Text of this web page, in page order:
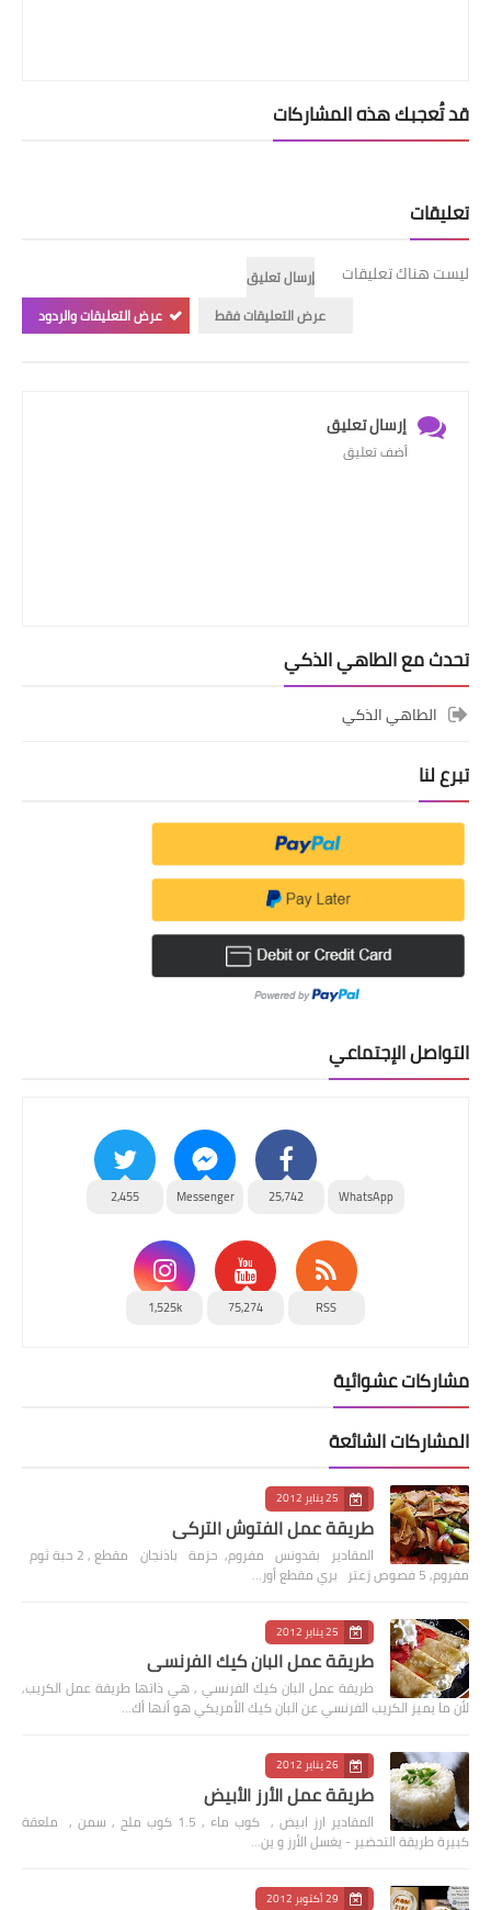
قد تُعجبك هذه المشاركات
تعليقات
ليست هناك تعليقات
إرسال تعليق
عرض التعليقات فقط
عرض التعليقات والردود
إرسال تعليق
أضف تعليق
تحدث مع الطاهي الذكي
الطاهي الذكي
تبرع لنا
التواصل الإجتماعي
WhatsApp
25,742
Messenger
2,455
RSS
75,274
1,525k
مشاركات عشوائية
المشاركات الشائعة
25 يناير 2012
طريقة عمل الفتوش التركي
المقادير بقدونس مفروم, حزمة باذنجان مقطع , 2 حبة ثوم
مفروم, 5 فصوص زعتر بري مقطع أور…
25 يناير 2012
طريقة عمل البان كيك الفرنسي
طريقة عمل البان كيك الفرنسي , هي ذاتها طريقة عمل الكريب,
لأن ما يميز الكريب الفرنسي عن البان كيك الأمريكي هو أنها أك…
26 يناير 2012
طريقة عمل الأرز الأبيض
المقادير ارز ابيض , كوب ماء , 1.5 كوب ملح , سمن , ملعقة
كبيرة طريقة التحضير - يغسل الأرز و ين…
29 أكتوبر 2012